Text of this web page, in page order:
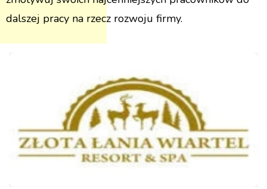
dalszej pracy na rzecz rozwoju firmy.